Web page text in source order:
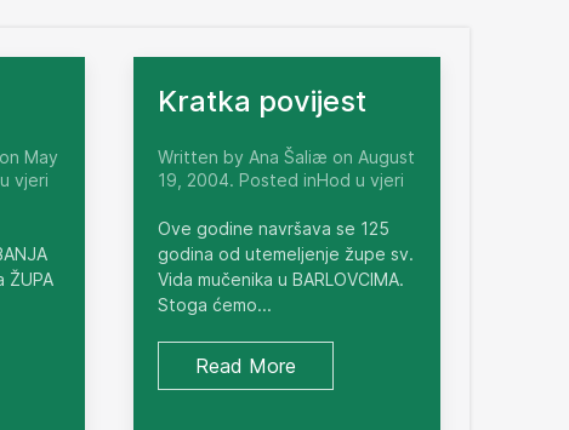
May
vjeri
ŽUPA
Kratka povijest
Written by Ana Šaliæ on August
19, 2004. Posted inHod u vjeri
Ove godine navršava se 125
godina od utemeljenje župe sv.
Vida mučenika u BARLOVCIMA.
Stoga ćemo...
Read More